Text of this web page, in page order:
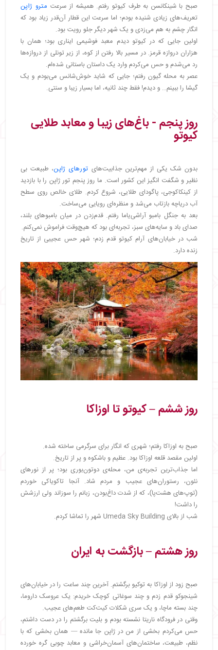
صبح با شینکانسن به طرف کیوتو رفتم. همیشه از سرعت مترو ژاپن
تعریف‌های زیادی شنیده بودم؛ اما سرعت این قطار آن‌قدر زیاد بود که
انگار چشم به هم می‌زدی و یک شهر دیگر جلو رویت بود.
اولین جایی که در کیوتو دیدم معبد فوشیمی ایناری بود؛ همان با
هزاران دروازه قرمز. در مسیر بالا رفتن از کوه، از زیر تونلی از دروازه‌ها
رد می‌شدم و حس می‌کردم وارد یک داستان باستانی شده‌ام.
عصر به محله گیون رفتم؛ جایی که شاید خوش‌شانس می‌بودم و یک
گیشا را ببینم… و دیدم! فقط چند ثانیه، اما بسیار زیبا و سنتی.
روز پنجم - باغ‌های زیبا و معابد طلایی
کیوتو
بدون شک یکی از مهم‌ترین جذابیت‌های تورهای ژاپن، طبیعت بی
نظیر و شگفت انگیز این کشور است. ما روز پنجم تور ژاپن را با بازدید
از کینکاکوجی، پاگودای طلایی، شروع کردم. طلای خالص روی سطح
آب دریاچه بازتاب می‌شد و منظره‌ای رویایی می‌ساخت.
بعد به جنگل بامبو آراشی‌یاما رفتم. قدم‌زدن در میان بامبوهای بلند،
صدای باد و سایه‌های سبز، تجربه‌ای بود که هیچ‌وقت فراموش نمی‌کنم.
شب در خیابان‌های آرام کیوتو قدم زدم؛ شهر حس عجیبی از تاریخ
زنده دارد.
روز ششم – کیوتو تا اوزاکا
صبح به اوزاکا رفتم؛ شهری که انگار برای سرگرمی ساخته شده.
اولین مقصد قلعه اوزاکا بود. عظیم و باشکوه و پر از تاریخ.
اما جذاب‌ترین تجربه‌ی من، محله‌ی دوتون‌بوری بود؛ پر از نورهای
نئون، رستوران‌های عجیب و مردم شاد. آنجا تاکویاکی خوردم
(توپ‌های هشت‌پا)، که از شدت داغ‌بودن، زبانم را سوزاند ولی ارزشش
را داشت!
شب از بالای Umeda Sky Building شهر را تماشا کردم.
روز هشتم – بازگشت به ایران
صبح زود از اوزاکا به توکیو برگشتم. آخرین چند ساعت را در خیابان‌های
شینجوکو قدم زدم و چند سوغاتی کوچک خریدم: یک عروسک داروما،
چند بسته ماچا، و یک سری شکلات کیت‌کت طعم‌های عجیب.
وقتی در فرودگاه ناریتا نشسته بودم و بلیت برگشتم را در دست داشتم،
حس می‌کردم بخشی از من در ژاپن جا مانده — همان بخشی که با
نظم، طبیعت، ساختمان‌های آسمان‌خراشی و معابد چوبی گره خورده